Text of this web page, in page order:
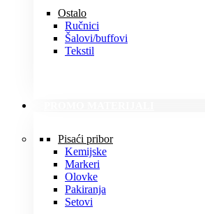
Ostalo
Ručnici
Šalovi/buffovi
Tekstil
Pisaći pribor
Kemijske
Markeri
Olovke
Pakiranja
Setovi